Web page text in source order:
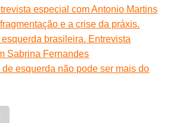
especial com Antonio Martins
e a crise da práxis.
brasileira. Entrevista
Sabrina Fernandes
esquerda não pode ser mais do